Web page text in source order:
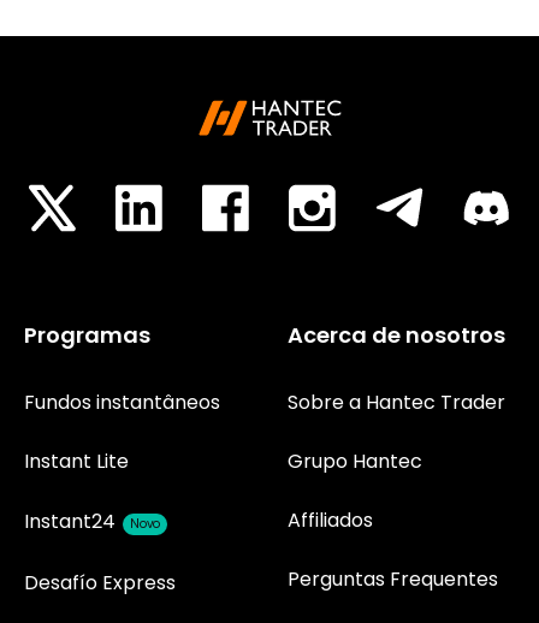
Programas
Fundos instantâneos
Instant Lite
Instant24 Novo
Desafío Express
Acerca de nosotros
Sobre a Hantec Trader
Grupo Hantec
Affiliados
Perguntas Frequentes